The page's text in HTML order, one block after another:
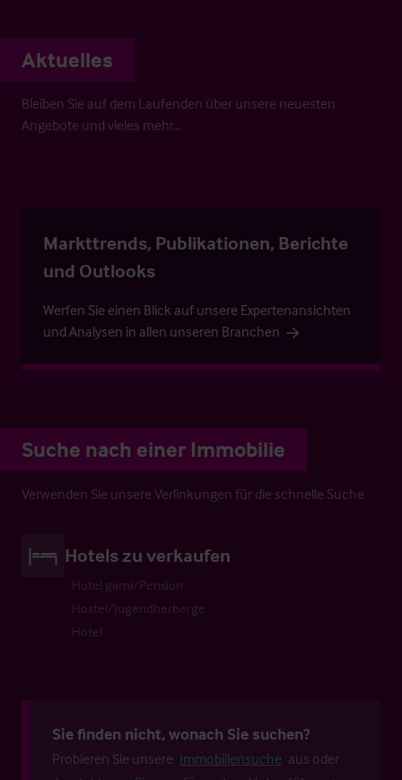
Aktuelles
Bleiben Sie auf dem Laufenden über unsere neuesten
Angebote und vieles mehr…
Markttrends, Publikationen, Berichte
und Outlooks
Werfen Sie einen Blick auf unsere Expertenansichten
und Analysen in allen unseren Branchen
Suche nach einer Immobilie
Verwenden Sie unsere Verlinkungen für die schnelle Suche
Hotels zu verkaufen
Hotel garni/Pension
Hostel/Jugendherberge
Hotel
Sie finden nicht, wonach Sie suchen?
Probieren Sie unsere Immobiliensuche aus oder